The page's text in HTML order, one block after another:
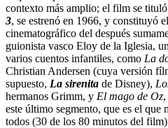
contexto más amplio; el film se
3, se estrenó en 1966, y constituyó
cinematográfico del después
guionista vasco Eloy de la Iglesia,
varios cuentos infantiles, como La
Christian Andersen (cuya versión
supuesto, La sirenita de Disney),
hermanos Grimm, y El mago de Oz
este último segmento, que es el que
todos (30 de los 80 minutos del